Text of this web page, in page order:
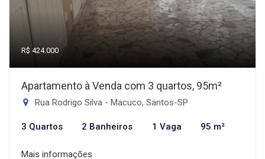
R$ 424.000
Apartamento à Venda com 3 quartos, 95m²
Rua Rodrigo Silva - Macuco, Santos-SP
3 Quartos 2 Banheiros 1 Vaga 95 m²
Mais informações